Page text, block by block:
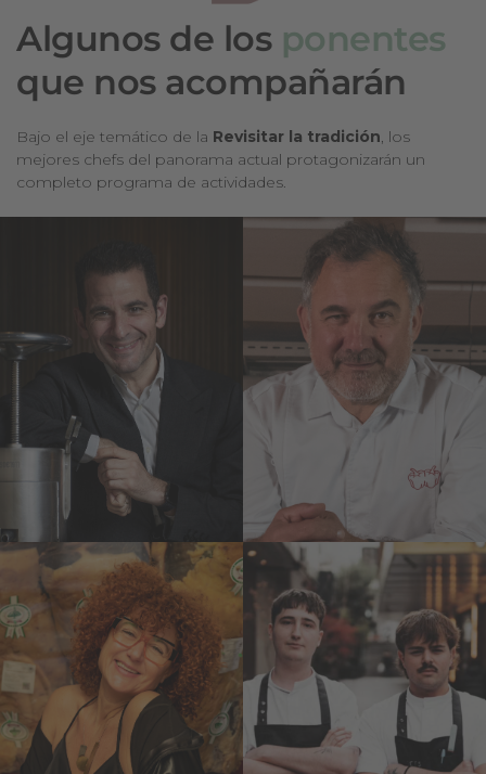
Algunos de los ponentes
que nos acompañarán
Bajo el eje temático de la Revisitar la tradición, los
mejores chefs del panorama actual protagonizarán un
completo programa de actividades.
Abel
Valverde
Desde 1911*
Albert
Raurich
Dos Palillos*
Elisabeth G.
Iborra
Mundialmente
conocida como la
sumiller de la carne
Joao Kather
y Miguel de
Aguilar
Tetsu